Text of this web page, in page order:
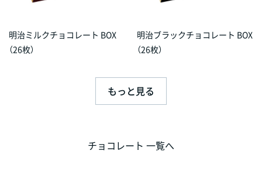
明治ミルクチョコレート BOX
（26枚）
明治ブラックチョコレート BOX
（26枚）
もっと見る
チョコレート 一覧へ